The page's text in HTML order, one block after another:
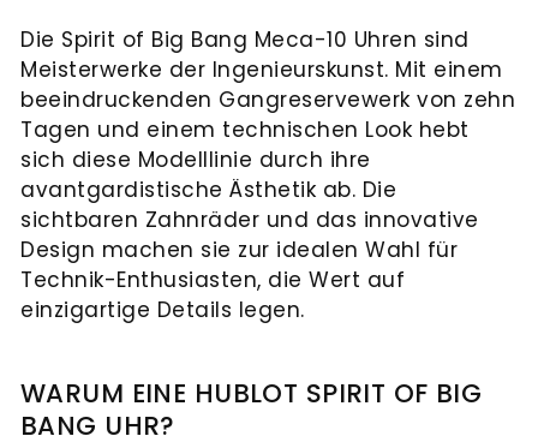
Die Spirit of Big Bang Meca-10 Uhren sind
Meisterwerke der Ingenieurskunst. Mit einem
beeindruckenden Gangreservewerk von zehn
Tagen und einem technischen Look hebt
sich diese Modelllinie durch ihre
avantgardistische Ästhetik ab. Die
sichtbaren Zahnräder und das innovative
Design machen sie zur idealen Wahl für
Technik-Enthusiasten, die Wert auf
einzigartige Details legen.
WARUM EINE HUBLOT SPIRIT OF BIG
BANG UHR?